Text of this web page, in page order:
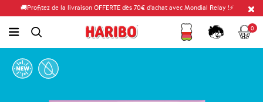
🚚Profitez de la livraison OFFERTE dès 70€ d'achat avec Mondial Relay !⚡
link.header.menu.label
simplesearch.search.label Fidélité
Compte
Panier
0